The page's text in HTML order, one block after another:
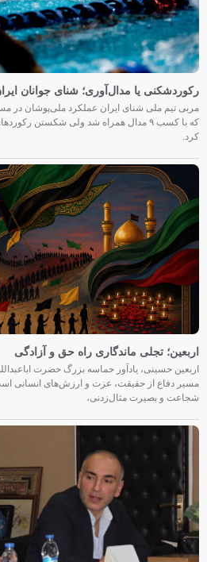
رکوردشکنی یا مدال‌آوری؛ شنای جوانان
مربی تیم ملی شنای ایران عملکرد ملی‌پوشان در
که با کسب ۹ مدال همراه شد ولی شکستن
کرد.
اربعین؛ تجلی ماندگاری راه حق و آزادگی
اربعین حسینی، یادآور حماسه بزرگ حضرت
مسیر دفاع از حقیقت، عزت و ارزش‌های انسانی
شجاعت و بصیرت مثال‌زدنی،